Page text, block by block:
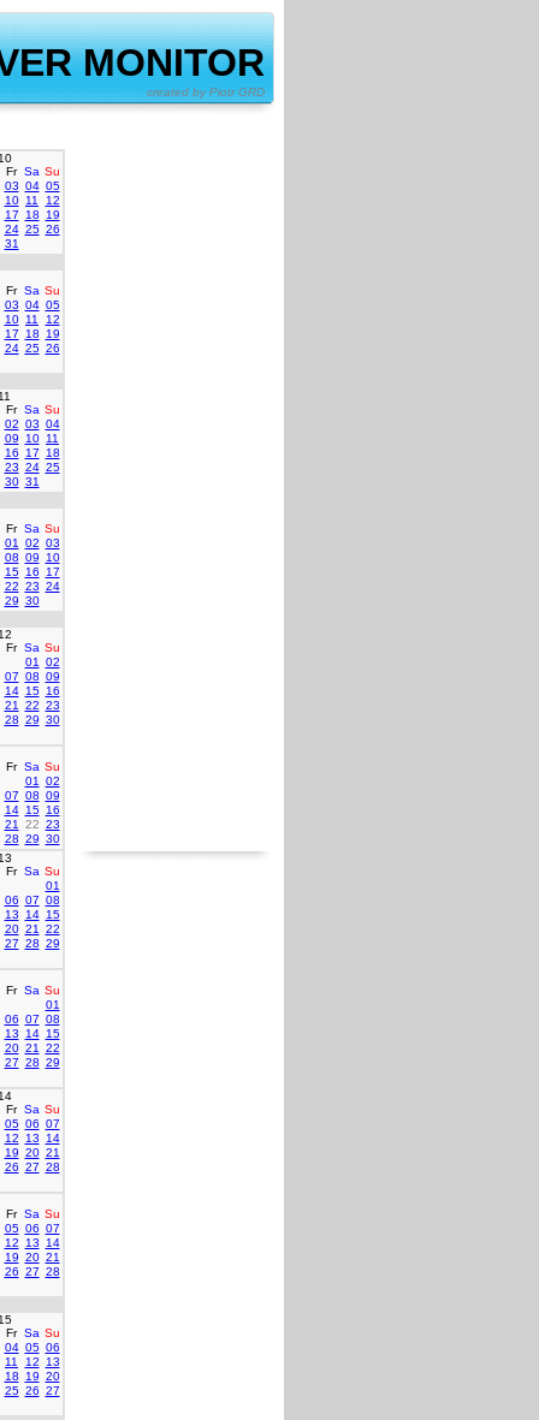
MONITOR
Piotr GRD
Fr Sa Su
03 04 05
10 11
12
17 18
19
24 25 26
31
Fr Sa Su
03 04 05
10 11
12
17 18
19
24 25 26
Fr Sa Su
02 03 04
09 10 11
16 17
18
23 24 25
30 31
Fr Sa Su
01
02 03
08 09
10
15 16
17
22 23 24
29 30
Fr Sa Su
01
02
07 08 09
14 15 16
21 22 23
28 29 30
Fr Sa Su
01
02
07 08 09
14 15 16
21 22 23
28 29 30
Fr Sa Su
01
06 07 08
13 14 15
20 21
22
27 28 29
Fr Sa Su
01
06 07 08
13 14 15
20 21
22
27 28 29
Fr Sa Su
05 06 07
12 13
14
19 20 21
26 27 28
Fr Sa Su
05 06 07
12 13
14
19 20 21
26 27 28
Fr Sa Su
04 05 06
11 12
13
18 19 20
25 26 27